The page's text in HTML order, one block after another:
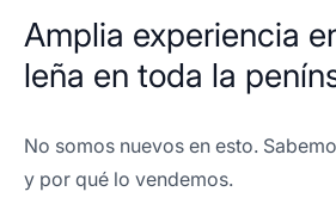
Amplia experiencia
leña en toda la
No somos nuevos en esto.
y por qué lo vendemos.